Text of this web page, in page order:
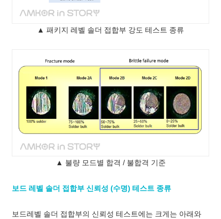
▲ 패키지 레벨 솔더 접합부 강도 테스트 종류
▲ 불량 모드별 합격 / 불합격 기준
보드 레벨 솔더 접합부 신뢰성 (수명) 테스트 종류
보드레벨 솔더 접합부의 신뢰성 테스트에는 크게는 아래와